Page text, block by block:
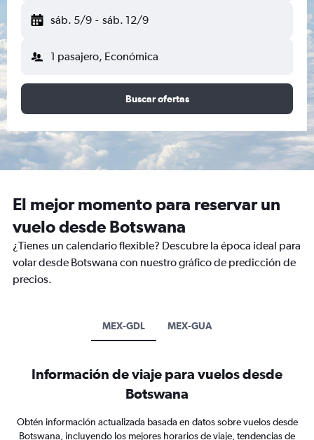
sáb. 5/9 - sáb. 12/9
1 pasajero, Económica
Buscar ofertas
El mejor momento para reservar un
vuelo desde Botswana
¿Tienes un calendario flexible? Descubre la época ideal para
volar desde Botswana con nuestro gráfico de predicción de
precios.
MEX-GDL MEX-GUA
Información de viaje para vuelos desde
Botswana
Obtén información actualizada basada en datos sobre vuelos desde
Botswana, incluyendo los mejores horarios de viaje, tendencias de